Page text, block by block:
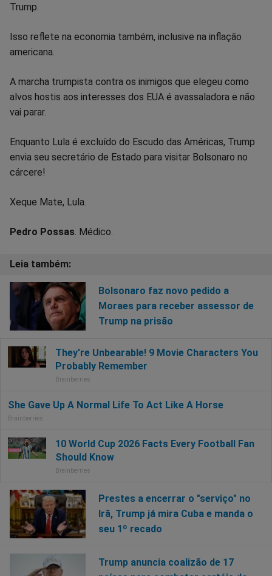
Trump.
Isso reflete na economia também, inclusive na inflação
americana.
A marcha trumpista contra os inimigos que elegeu como
alvos hostis aos interesses dos EUA é avassaladora e não
vai parar.
Enquanto Lula é excluído do Escudo das Américas, Trump
envia seu secretário de Estado para visitar Bolsonaro no
cárcere!
Xeque Mate, Lula.
Pedro Possas . Médico.
Bolsonaro faz novo pedido a
Moraes para receber assessor de
Trump na prisão
Prestes a encerrar o "serviço" no
Irã, Trump já mira Cuba e manda o
seu 1º recado
Trump anuncia coalizão de 17